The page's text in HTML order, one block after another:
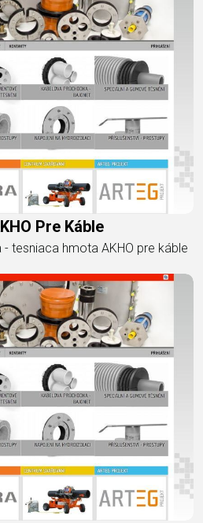
Pre Káble
tesniaca hmota AKHO pre káble